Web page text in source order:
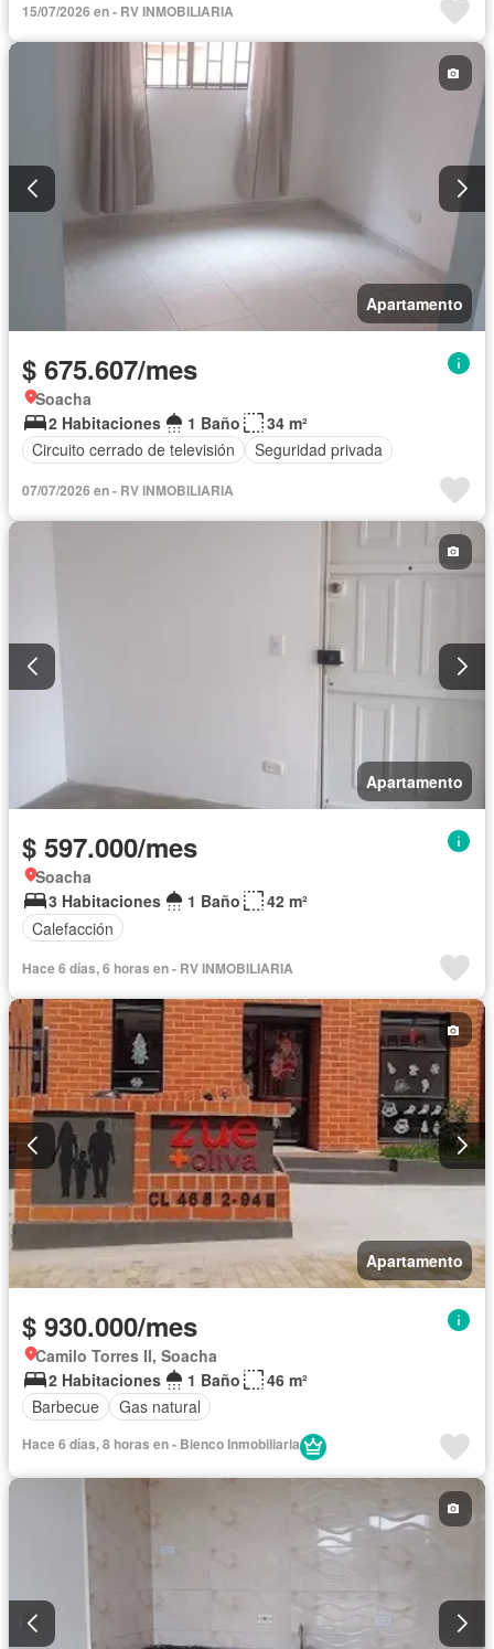
15/07/2026 en - RV INMOBILIARIA
Apartamento
$ 675.607/mes
Soacha
2 Habitaciones
1 Baño
34 m²
Circuito cerrado de televisión
Seguridad privada
07/07/2026 en - RV INMOBILIARIA
Apartamento
$ 597.000/mes
Soacha
3 Habitaciones
1 Baño
42 m²
Calefacción
Hace 6 días, 6 horas en - RV INMOBILIARIA
Apartamento
$ 930.000/mes
Camilo Torres II, Soacha
2 Habitaciones
1 Baño
46 m²
Barbecue
Gas natural
Hace 6 días, 8 horas en - Bienco Inmobiliaria